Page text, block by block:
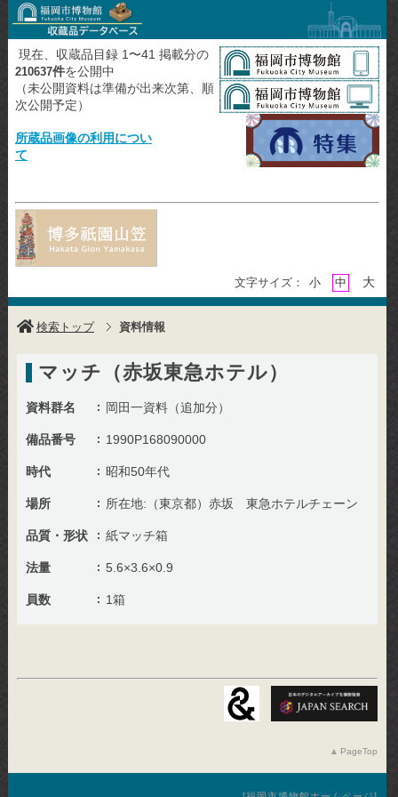
現在、収蔵品目録 1〜41 掲載分の
210637件を公開中
（未公開資料は準備が出来次第、順
次公開予定）
所蔵品画像の利用につい
て
文字サイズ： 小 中 大
検索トップ 資料情報
マッチ（赤坂東急ホテル）
資料群名 岡田一資料（追加分）
備品番号 1990P168090000
時代 昭和50年代
場所 所在地:（東京都）赤坂 東急ホテルチェーン
品質・形状 紙マッチ箱
法量 5.6×3.6×0.9
員数 1箱
PageTop